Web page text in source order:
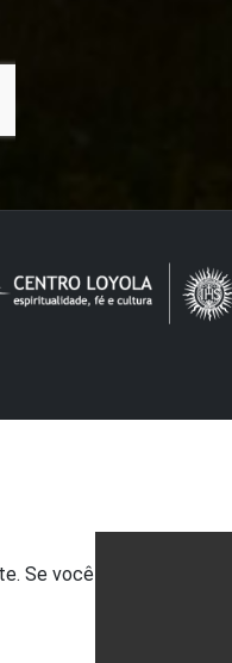
Se você